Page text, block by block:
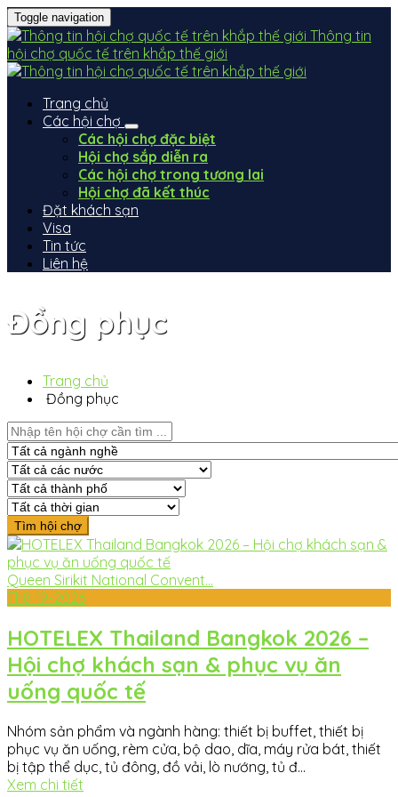
Toggle navigation
Thông tin
hội chợ quốc tế trên khắp thế giới
Trang chủ
Các hội chợ
Các hội chợ đặc biệt
Hội chợ sắp diễn ra
Các hội chợ trong tương lai
Hội chợ đã kết thúc
Đặt khách sạn
Visa
Tin tức
Liên hệ
Đồng phục
Trang chủ
Đồng phục
Queen Sirikit National Convent...
Th8 19-2026
HOTELEX Thailand Bangkok 2026 –
Hội chợ khách sạn & phục vụ ăn
uống quốc tế
Nhóm sản phẩm và ngành hàng: thiết bị buffet, thiết bị
phục vụ ăn uống, rèm cửa, bộ dao, dĩa, máy rửa bát, thiết
bị tập thể dục, tủ đông, đồ vải, lò nướng, tủ đ...
Xem chi tiết